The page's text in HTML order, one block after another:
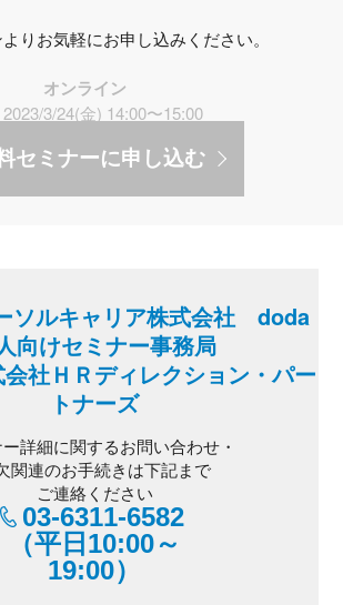
りお気軽にお申し込みください。
オンライン
2023/3/24(金) 14:00〜15:00
セミナーに申し込む
ソルキャリア株式会社 doda
向けセミナー事務局
会社ＨＲディレクション・パー
トナーズ
詳細に関するお問い合わせ・
関連のお手続きは下記まで
ご連絡ください
03-6311-6582
（平日10:00～
19:00）